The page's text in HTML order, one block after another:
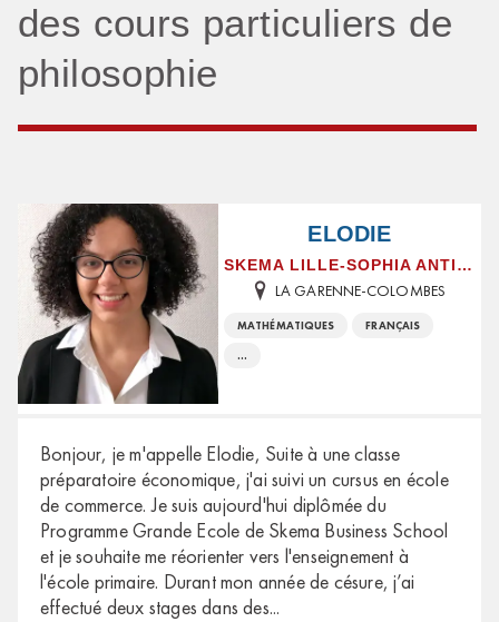
des cours particuliers de
philosophie
ELODIE
SKEMA LILLE-SOPHIA ANTIPOLIS
LA GARENNE-COLOMBES
MATHÉMATIQUES FRANÇAIS
...
Bonjour, je m'appelle Elodie, Suite à une classe
préparatoire économique, j'ai suivi un cursus en école
de commerce. Je suis aujourd'hui diplômée du
Programme Grande Ecole de Skema Business School
et je souhaite me réorienter vers l'enseignement à
l'école primaire. Durant mon année de césure, j’ai
effectué deux stages dans des...